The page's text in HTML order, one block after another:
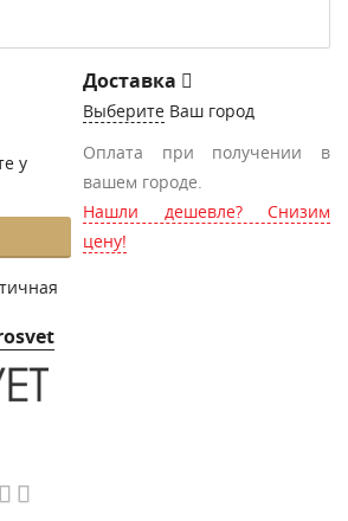
у
Доставка
Выберите Ваш город
Оплата при получении в
вашем городе.
Нашли дешевле? Снизим
цену!